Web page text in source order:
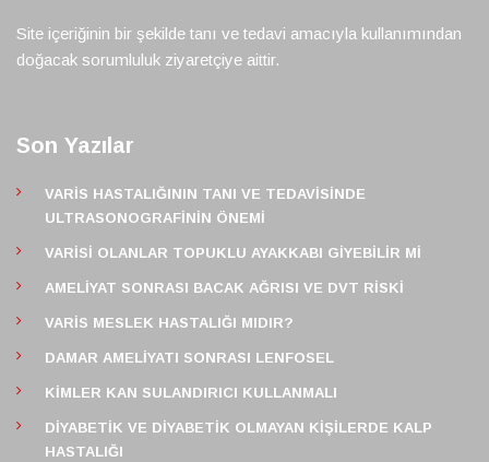
Site içeriğinin bir şekilde tanı ve tedavi amacıyla kullanımından
doğacak sorumluluk ziyaretçiye aittir.
Son Yazılar
VARIS HASTALIĞININ TANI VE TEDAVISINDE
ULTRASONOGRAFININ ÖNEMI
VARISI OLANLAR TOPUKLU AYAKKABI GIYEBILIR MI
AMELIYAT SONRASI BACAK AĞRISI VE DVT RISKI
VARIS MESLEK HASTALIĞI MIDIR?
DAMAR AMELIYATI SONRASI LENFOSEL
KIMLER KAN SULANDIRICI KULLANMALI
DIYABETIK VE DIYABETIK OLMAYAN KIŞILERDE KALP
HASTALIĞI